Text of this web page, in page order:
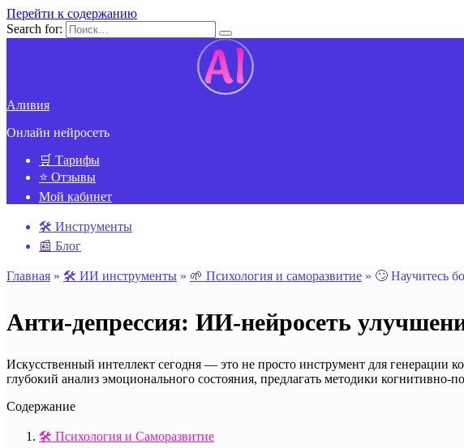
Перейти к содержанию
Search for:
Аливия
Онлайн нейросеть
🛒 Тарифы
⭐ Отзывы
Мой кабинет
🛠️ Инструменты
📰 Блог
Главная » 🛠️ ИИ инструменты » 🌱 Психология и cаморазвитие » 🙄 Научитесь
Анти-депрессия: ИИ-нейросеть
Искусственный интеллект сегодня — это не просто инструмент для генерации
глубокий анализ эмоционального состояния, предлагать методики
Содержание
🛠️ Психология и Саморазвитие